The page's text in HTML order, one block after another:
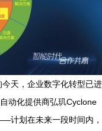
天，企业数字化转型已进
动化提供商弘玑Cyclone
计划在未来一段时间内，